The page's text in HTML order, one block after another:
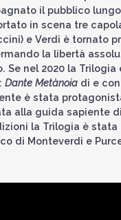
il pubblico
in scena tre
e Verdi è tornato
la libertà
nel 2020 la
Dante Metànoia di e
è stata
alla guida sapiente
la Trilogia è
di Monteverdi e